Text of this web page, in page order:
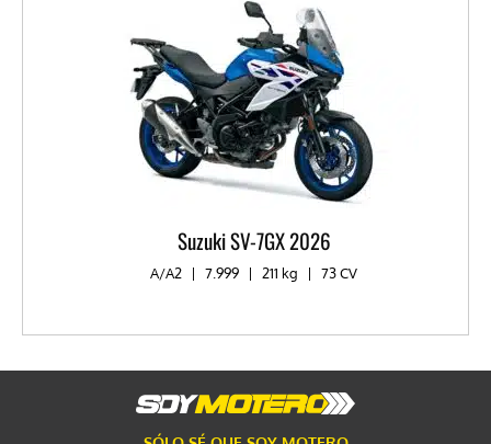
Suzuki SV-7GX 2026
A/A2 | 7.999 | 211 kg | 73 CV